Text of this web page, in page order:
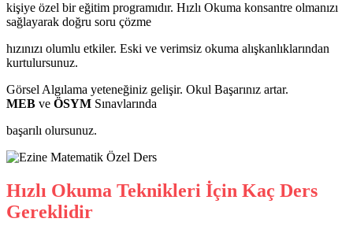
kişiye özel bir eğitim programıdır. Hızlı Okuma konsantre olmanızı
sağlayarak doğru soru çözme
hızınızı olumlu etkiler. Eski ve verimsiz okuma alışkanlıklarından
kurtulursunuz.
Görsel Algılama yeteneğiniz gelişir. Okul Başarınız artar.
MEB ve ÖSYM Sınavlarında
başarılı olursunuz.
Hızlı Okuma Teknikleri İçin Kaç Ders
Gereklidir